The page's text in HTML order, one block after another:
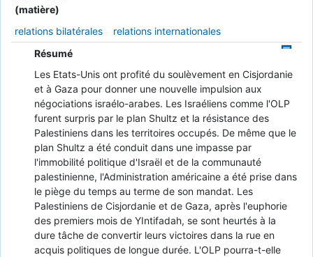
(matière)
relations bilatérales
relations internationales
Résumé
Les Etats-Unis ont profité du soulèvement en Cisjordanie
et à Gaza pour donner une nouvelle impulsion aux
négociations israélo-arabes. Les Israéliens comme l'OLP
furent surpris par le plan Shultz et la résistance des
Palestiniens dans les territoires occupés. De même que le
plan Shultz a été conduit dans une impasse par
l'immobilité politique d'Israël et de la communauté
palestinienne, l'Administration américaine a été prise dans
le piège du temps au terme de son mandat. Les
Palestiniens de Cisjordanie et de Gaza, après l'euphorie
des premiers mois de YIntifadah, se sont heurtés à la
dure tâche de convertir leurs victoires dans la rue en
acquis politiques de longue durée. L'OLP pourra-t-elle